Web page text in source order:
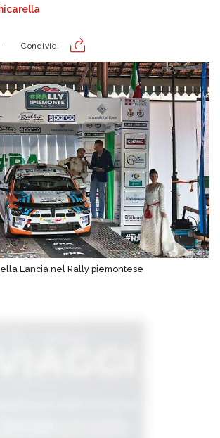
Condividi
Lancia nel Rally piemontese